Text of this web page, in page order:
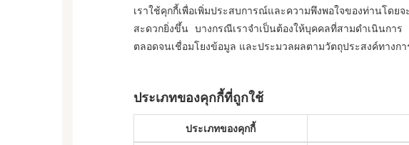
เราใช้คุกกี้เพื่อเพิ่มประสบการณ์และความพึงพอใจของท่านโดย
สะดวกยิ่งขึ้น บางกรณีเราจำเป็นต้องให้บุคคลที่สามดำเนินกา
ตลอดจนเชื่อมโยงข้อมูล และประมวลผลตามวัตถุประสงค์ทางก
ประเภทของคุกกี้ที่ถูกใช้
ประเภทของคุกกี้